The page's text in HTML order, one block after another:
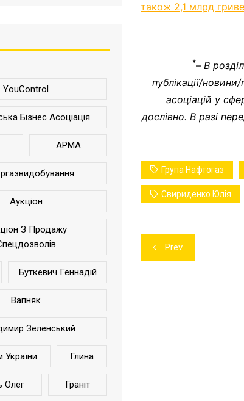
також 2,1 млрд
*– В
публікації/
асоціацій у
дослівно. В разі
Група Нафтогаз
Свириденко Юлія
Навігація
записів
Prev
YouControl
Бізнес Асоціація
АРМА
Аукціон
З Продажу
Буткевич Геннадій
Вапняк
Зеленський
України Глина
Олег Граніт